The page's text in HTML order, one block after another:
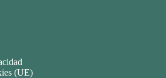
(UE)